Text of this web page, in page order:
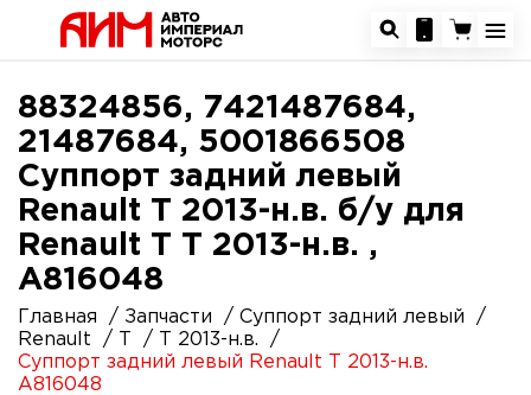
88324856, 7421487684,
21487684, 5001866508
Суппорт задний левый
Renault T 2013-н.в. б/у для
Renault T T 2013-н.в. ,
A816048
Главная Запчасти
Суппорт задний левый
Renault
T 2013-н.в.
Суппорт задний левый Renault T 2013-н.в.
A816048